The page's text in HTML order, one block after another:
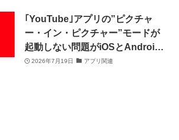
｢YouTube｣アプリの”ピクチャ
ー・イン・ピクチャー”モードが
起動しない問題がiOSとAndroid
で発生中
2026年7月19日 アプリ関連